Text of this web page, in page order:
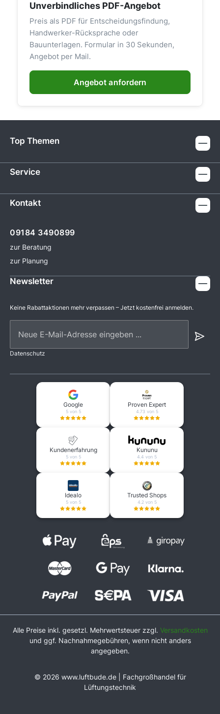
Unverbindliches PDF-Angebot
Preis als PDF für Entscheidungsfindung,
Handwerker-Rücksprache oder
Bauunterlagen. Formular in 30 Sekunden,
Angebot per Mail.
Angebot anfordern
Top Themen
Service
Kontakt
09184 3490899
zur Beratung
zur Planung
Newsletter
Keine Rabattaktionen mehr verpassen – Jetzt kostenfrei anmelden.
Datenschutz
Google
5 von 5
Proven Expert
4.73 von 5
Kundenerfahrung
5 von 5
Kununu
4.4 von 5
Idealo
5 von 5
Trusted Shops
4.2 von 5
Alle Preise inkl. gesetzl. Mehrwertsteuer zzgl. Versandkosten
und ggf. Nachnahmegebühren, wenn nicht anders
angegeben.
© 2026 www.luftbude.de | Fachgroßhandel für
Lüftungstechnik